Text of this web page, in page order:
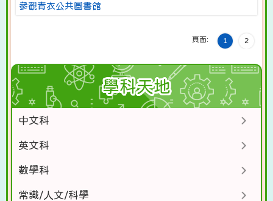
參觀青衣公共圖書館
頁面: 1 2
學科天地
中文科
英文科
數學科
常識/人文/科學